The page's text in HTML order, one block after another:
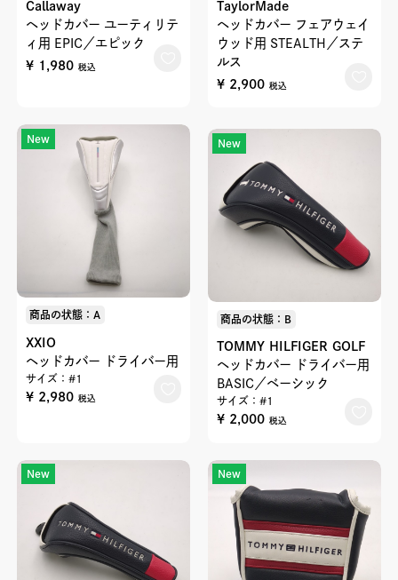
Callaway
ヘッドカバー ユーティリテ
ィ用 EPIC／エピック
¥ 1,980 税込
TaylorMade
ヘッドカバー フェアウェイ
ウッド用 STEALTH／ステ
ルス
¥ 2,900 税込
New
商品の状態：A
XXIO
ヘッドカバー ドライバー用
サイズ：#1
¥ 2,980 税込
New
商品の状態：B
TOMMY HILFIGER GOLF
ヘッドカバー ドライバー用
BASIC／ベーシック
サイズ：#1
¥ 2,000 税込
New New